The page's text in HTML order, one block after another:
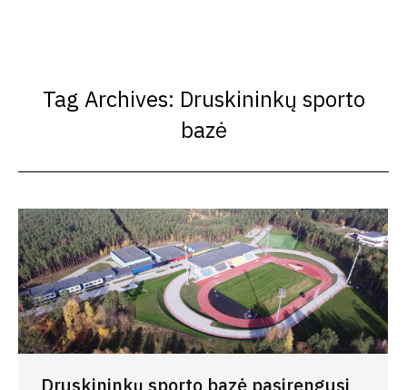
Tag Archives: Druskininkų sporto
bazė